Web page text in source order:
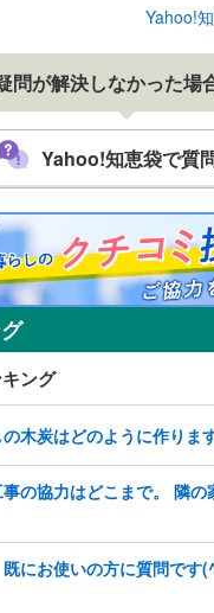
Yahoo!
問が解決しなかった場
Yahoo!知恵袋で質
ング
木炭はどのように作りま
の協力はどこまで。 隣
既にお使いの方に質問で